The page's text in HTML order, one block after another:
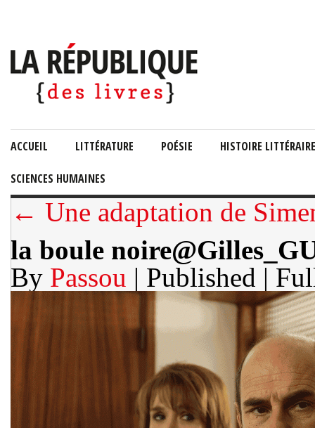
ACCUEIL LITTÉRATURE POÉSIE HISTOIRE LITTÉRAIRE
SCIENCES HUMAINES
← Une adaptation de
la boule
By Passou | Published |